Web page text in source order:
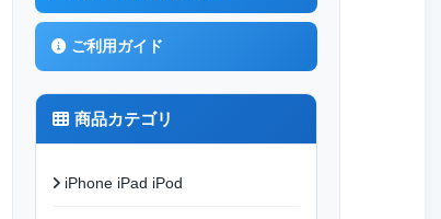
ご利用ガイド
商品カテゴリ
iPhone iPad iPod